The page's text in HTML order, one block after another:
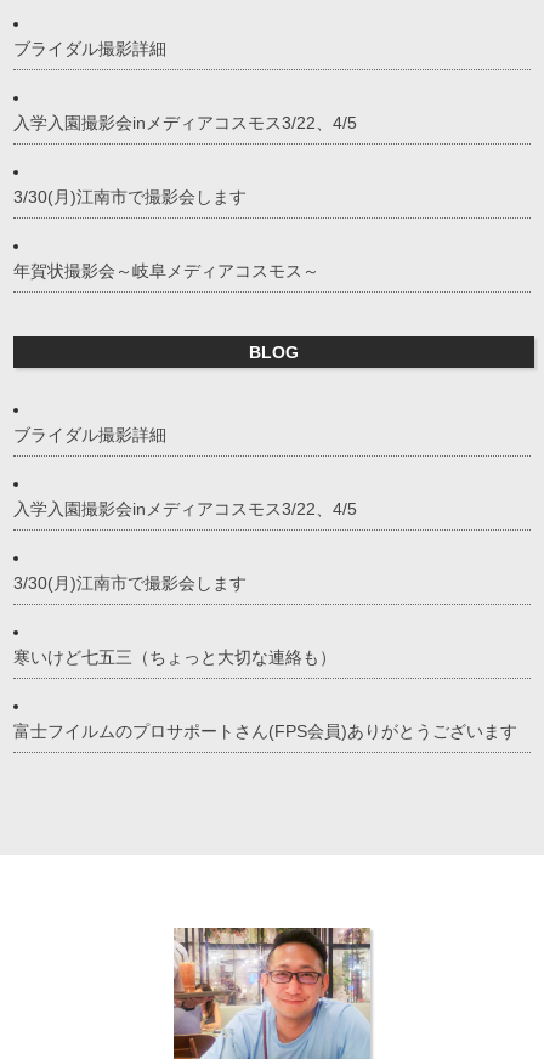
ブライダル撮影詳細
入学入園撮影会inメディアコスモス3/22、4/5
3/30(月)江南市で撮影会します
年賀状撮影会～岐阜メディアコスモス～
BLOG
ブライダル撮影詳細
入学入園撮影会inメディアコスモス3/22、4/5
3/30(月)江南市で撮影会します
寒いけど七五三（ちょっと大切な連絡も）
富士フイルムのプロサポートさん(FPS会員)ありがとうございます